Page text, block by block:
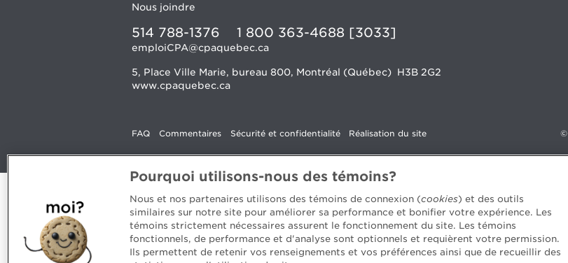
Nous joindre
514 788-1376 1 800 363-4688 [3033]
emploiCPA@cpaquebec.ca
5, Place Ville Marie, bureau 800, Montréal (Québec) H3B 2G2
www.cpaquebec.ca
FAQ Commentaires Sécurité et confidentialité Réalisation du site ©
Pourquoi utilisons-nous des témoins?
Nous et nos partenaires utilisons des témoins de connexion (cookies) et des outils
similaires sur notre site pour améliorer sa performance et bonifier votre expérience. Les
témoins strictement nécessaires assurent le fonctionnement du site. Les témoins
fonctionnels, de performance et d'analyse sont optionnels et requièrent votre permission.
Ils permettent de retenir vos renseignements et vos préférences ainsi que de recueillir des